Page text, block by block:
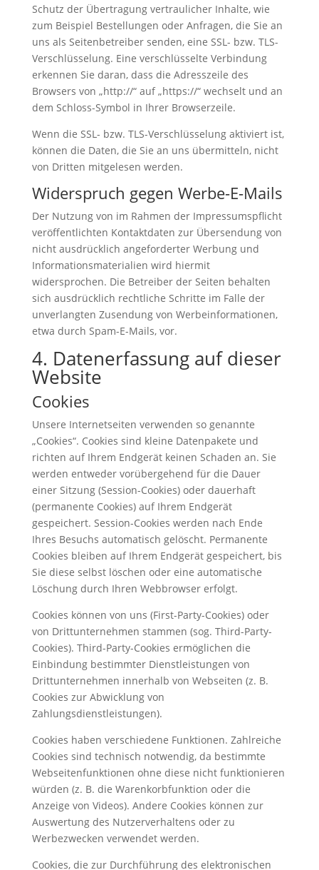
Schutz der Übertragung vertraulicher Inhalte, wie
zum Beispiel Bestellungen oder Anfragen, die Sie an
uns als Seitenbetreiber senden, eine SSL- bzw. TLS-
Verschlüsselung. Eine verschlüsselte Verbindung
erkennen Sie daran, dass die Adresszeile des
Browsers von „http://“ auf „https://“ wechselt und an
dem Schloss-Symbol in Ihrer Browserzeile.
Wenn die SSL- bzw. TLS-Verschlüsselung aktiviert ist,
können die Daten, die Sie an uns übermitteln, nicht
von Dritten mitgelesen werden.
Widerspruch gegen Werbe-E-Mails
Der Nutzung von im Rahmen der Impressumspflicht
veröffentlichten Kontaktdaten zur Übersendung von
nicht ausdrücklich angeforderter Werbung und
Informationsmaterialien wird hiermit
widersprochen. Die Betreiber der Seiten behalten
sich ausdrücklich rechtliche Schritte im Falle der
unverlangten Zusendung von Werbeinformationen,
etwa durch Spam-E-Mails, vor.
4. Datenerfassung auf dieser
Website
Cookies
Unsere Internetseiten verwenden so genannte
„Cookies“. Cookies sind kleine Datenpakete und
richten auf Ihrem Endgerät keinen Schaden an. Sie
werden entweder vorübergehend für die Dauer
einer Sitzung (Session-Cookies) oder dauerhaft
(permanente Cookies) auf Ihrem Endgerät
gespeichert. Session-Cookies werden nach Ende
Ihres Besuchs automatisch gelöscht. Permanente
Cookies bleiben auf Ihrem Endgerät gespeichert, bis
Sie diese selbst löschen oder eine automatische
Löschung durch Ihren Webbrowser erfolgt.
Cookies können von uns (First-Party-Cookies) oder
von Drittunternehmen stammen (sog. Third-Party-
Cookies). Third-Party-Cookies ermöglichen die
Einbindung bestimmter Dienstleistungen von
Drittunternehmen innerhalb von Webseiten (z. B.
Cookies zur Abwicklung von
Zahlungsdienstleistungen).
Cookies haben verschiedene Funktionen. Zahlreiche
Cookies sind technisch notwendig, da bestimmte
Webseitenfunktionen ohne diese nicht funktionieren
würden (z. B. die Warenkorbfunktion oder die
Anzeige von Videos). Andere Cookies können zur
Auswertung des Nutzerverhaltens oder zu
Werbezwecken verwendet werden.
Cookies, die zur Durchführung des elektronischen